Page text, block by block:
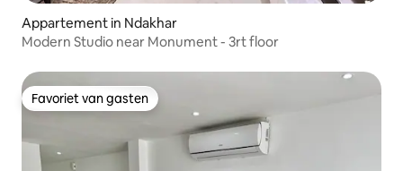
Appartement in Ndakhar
Modern Studio near Monument - 3rt floor
Favoriet van gasten
Favoriet van gasten